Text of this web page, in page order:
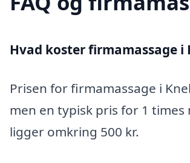
Hvad koster firmamassage i
Prisen for firmamassage i
men en typisk pris for 1 times
ligger omkring 500 kr.